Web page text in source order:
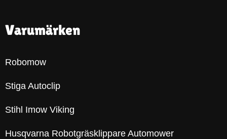
Varumärken
Robomow
Stiga Autoclip
Stihl Imow Viking
Husqvarna Robotgräsklippare Automower